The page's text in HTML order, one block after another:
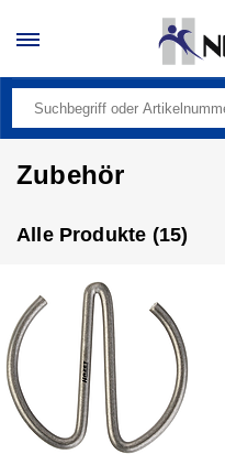
Zubehör
Alle Produkte (15)